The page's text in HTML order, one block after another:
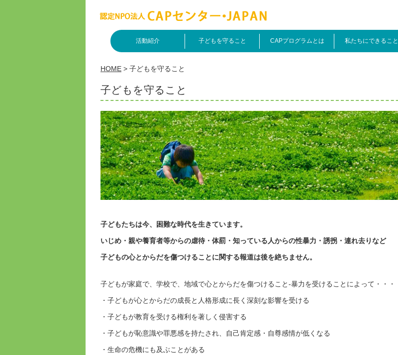
活動紹介 子どもを守ること CAPプログラムとは 私たちにできること
HOME > 子どもを守ること
子どもを守ること
子どもたちは今、困難な時代を生きています。
いじめ・親や養育者等からの虐待・体罰・知っている人からの性暴力・誘拐・連れ去りなど
子どもの心とからだを傷つけることに関する報道は後を絶ちません。
子どもが家庭で、学校で、地域で心とからだを傷つけること‐暴力を受けることによって・・・
・子どもが心とからだの成長と人格形成に長く深刻な影響を受ける
・子どもが教育を受ける権利を著しく侵害する
・子どもが恥意識や罪悪感を持たされ、自己肯定感・自尊感情が低くなる
・生命の危機にも及ぶことがある